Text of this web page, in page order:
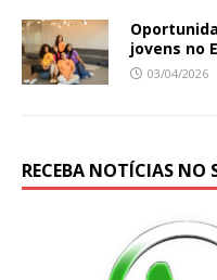
jovens no
03/04/2026
RECEBA NOTÍCIAS NO